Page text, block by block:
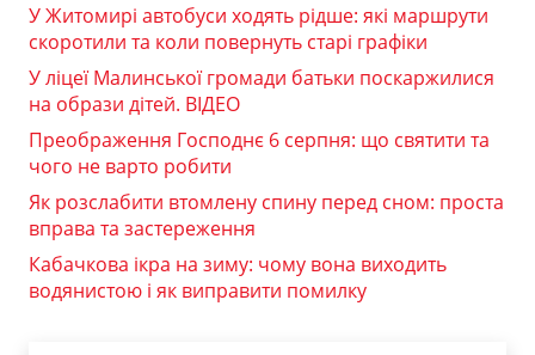
У Житомирі автобуси ходять рідше: які маршрути
скоротили та коли повернуть старі графіки
У ліцеї Малинської громади батьки поскаржилися
на образи дітей. ВІДЕО
Преображення Господнє 6 серпня: що святити та
чого не варто робити
Як розслабити втомлену спину перед сном: проста
вправа та застереження
Кабачкова ікра на зиму: чому вона виходить
водянистою і як виправити помилку